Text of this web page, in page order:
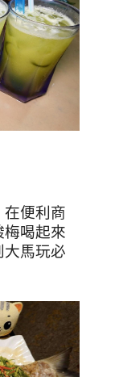
在便利商
梅喝起來
大馬玩必